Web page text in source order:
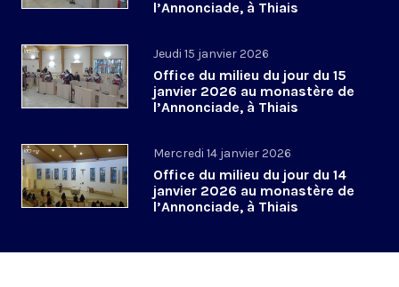
l’Annonciade, à Thiais
Jeudi 15 janvier 2026
Office du milieu du jour du 15
janvier 2026 au monastère de
l’Annonciade, à Thiais
Mercredi 14 janvier 2026
Office du milieu du jour du 14
janvier 2026 au monastère de
l’Annonciade, à Thiais